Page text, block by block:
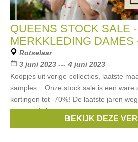
QUEENS STOCK SALE -
MERKKLEDING DAMES
Rotselaar
3 juni 2023 --- 4 juni 2023
Koopjes uit vorige collecties, laatste
samples... Onze stock sale is een ware
kortingen tot -70%! De laatste jaren
maar nu is het
,Vero Moda,Vila ,
BEKIJK DEZE